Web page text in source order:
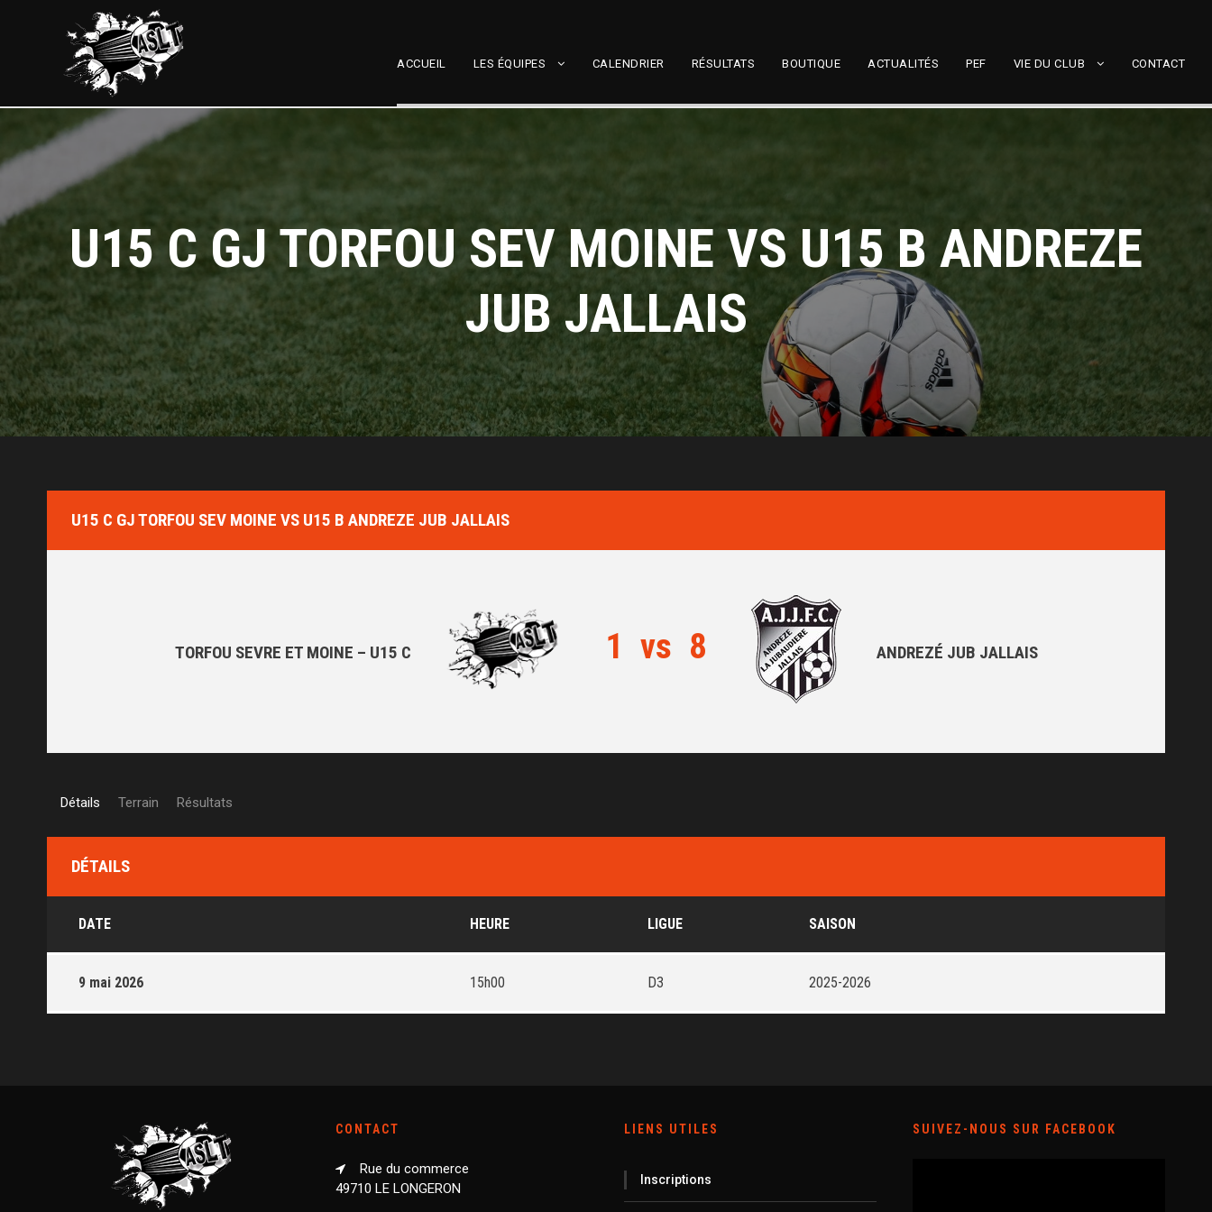
ACCUEIL LES ÉQUIPES CALENDRIER RÉSULTATS BOUTIQUE ACTUALITÉS PEF VIE DU CLUB CONTACT
U15 C GJ TORFOU SEV MOINE VS U15 B ANDREZE
JUB JALLAIS
U15 C GJ TORFOU SEV MOINE VS U15 B ANDREZE JUB JALLAIS
TORFOU SEVRE ET MOINE – U15 C 1 vs 8 ANDREZÉ JUB JALLAIS
Détails Terrain Résultats
DÉTAILS
DATE HEURE LIGUE SAISON
9 mai 2026 15h00 D3 2025-2026
CONTACT
Rue du commerce
49710 LE LONGERON
LIENS UTILES
Inscriptions
SUIVEZ-NOUS SUR FACEBOOK